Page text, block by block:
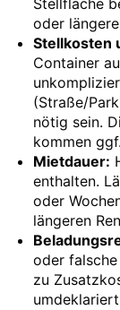
Stellfläche
oder
Stellkosten
Container
(Straße/
nötig sein.
kommen
Mietdauer:
enthalten.
oder
längeren
oder
zu